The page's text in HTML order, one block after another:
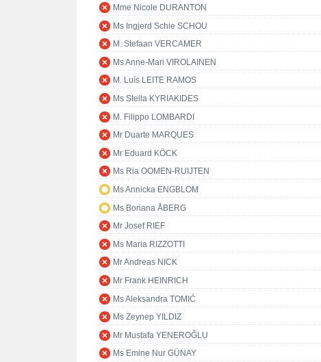
Mme Nicole DURANTON
Ms Ingjerd Schie SCHOU
M. Stefaan VERCAMER
Ms Anne-Mari VIROLAINEN
M. Luís LEITE RAMOS
Ms Stella KYRIAKIDES
M. Filippo LOMBARDI
Mr Duarte MARQUES
Mr Eduard KÖCK
Ms Ria OOMEN-RUIJTEN
Ms Annicka ENGBLOM
Ms Boriana ÅBERG
Mr Josef RIEF
Ms Maria RIZZOTTI
Mr Andreas NICK
Mr Frank HEINRICH
Ms Aleksandra TOMIĆ
Ms Zeynep YILDIZ
Mr Mustafa YENEROĞLU
Ms Emine Nur GÜNAY